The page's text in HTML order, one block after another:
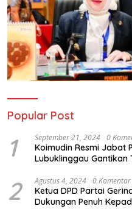
Popular Post
1 September 21, 2024 0
Koimudin Resmi Jabat
Lubuklinggau Gantikan
2 Agustus 4, 2024 0 Komentar
Ketua DPD Partai
Dukungan Penuh